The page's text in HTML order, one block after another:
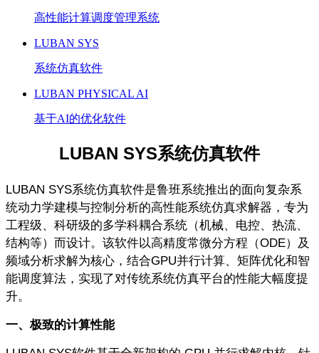
高性能计算调度管理系统
LUBAN SYS
系统仿真软件
LUBAN PHYSICAL AI
基于AI的优化软件
LUBAN SYS系统仿真软件
LUBAN SYS系统仿真软件是鲁班系统推出的面向复杂系
统动力学建模与控制分析的高性能系统仿真求解器，专为
工程级、科研级的多学科耦合系统（机械、电控、热流、
结构等）而设计。该软件以高精度常微分方程（ODE）及
频域分析求解为核心，结合GPU并行计算、矩阵优化和智
能调度算法，实现了对传统系统仿真平台的性能大幅度提
升。
一、极致的计算性能